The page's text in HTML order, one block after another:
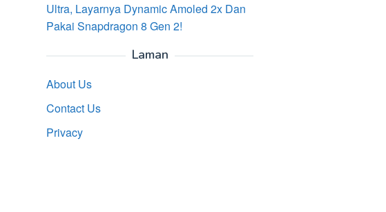
Ultra, Layarnya Dynamic Amoled 2x Dan
Pakai Snapdragon 8 Gen 2!
Laman
About Us
Contact Us
Privacy